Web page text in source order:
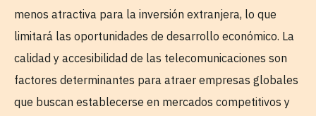
menos atractiva para la inversión extranjera, lo que
limitará las oportunidades de desarrollo económico. La
calidad y accesibilidad de las telecomunicaciones son
factores determinantes para atraer empresas globales
que buscan establecerse en mercados competitivos y